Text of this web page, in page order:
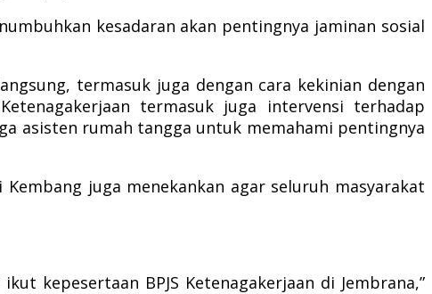
kesadaran akan pentingnya jaminan sosial
termasuk juga dengan cara kekinian dengan
termasuk juga intervensi terhadap
asisten rumah tangga untuk memahami pentingnya
juga menekankan agar seluruh masyarakat
kepesertaan BPJS Ketenagakerjaan di Jembrana,”